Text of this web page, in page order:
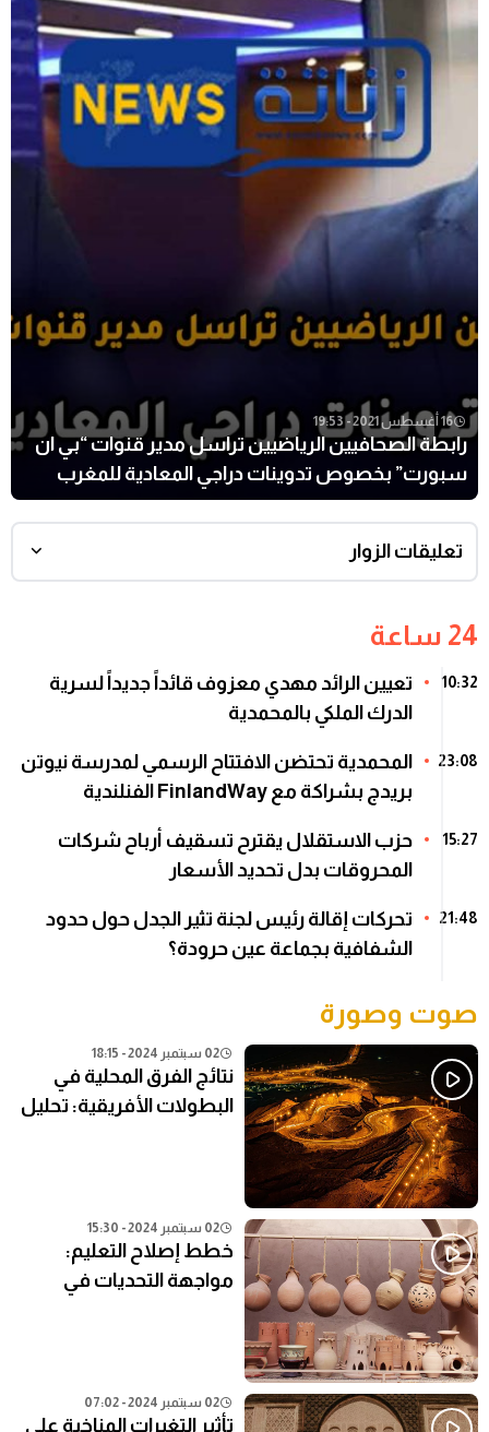
16 أغسطس 2021 - 19:53
رابطة الصحافيين الرياضيين تراسل مدير قنوات “بي ان
سبورت” بخصوص تدوينات دراجي المعادية للمغرب
تعليقات الزوار
24 ساعة
10:32
تعيين الرائد مهدي معزوف قائداً جديداً لسرية
الدرك الملكي بالمحمدية
23:08
المحمدية تحتضن الافتتاح الرسمي لمدرسة نيوتن
بريدج بشراكة مع FinlandWay الفنلندية
15:27
حزب الاستقلال يقترح تسقيف أرباح شركات
المحروقات بدل تحديد الأسعار
21:48
تحركات إقالة رئيس لجنة تثير الجدل حول حدود
الشفافية بجماعة عين حرودة؟
صوت وصورة
02 سبتمبر 2024 - 18:15
نتائج الفرق المحلية في
البطولات الأفريقية: تحليل
02 سبتمبر 2024 - 15:30
خطط إصلاح التعليم:
مواجهة التحديات في
02 سبتمبر 2024 - 07:02
تأثير التغيرات المناخية على